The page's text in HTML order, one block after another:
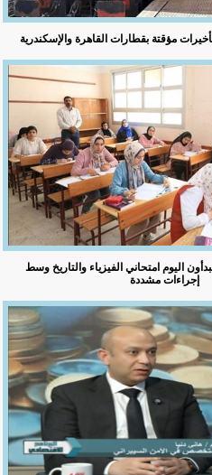
مؤقتة بقطارات القاهرة والإسكندرية
اليوم امتحاني الفيزياء والتاريخ وسط
إجراءات مشددة